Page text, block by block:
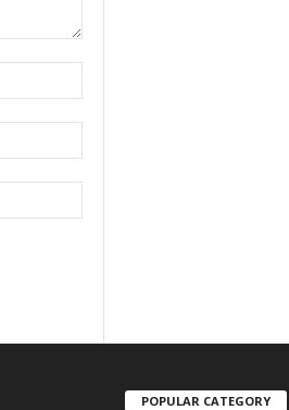
POPULAR CATEGORY